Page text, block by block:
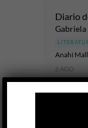
Diario
Gabriela
Anahí
6 AGO
Las
hasta
los